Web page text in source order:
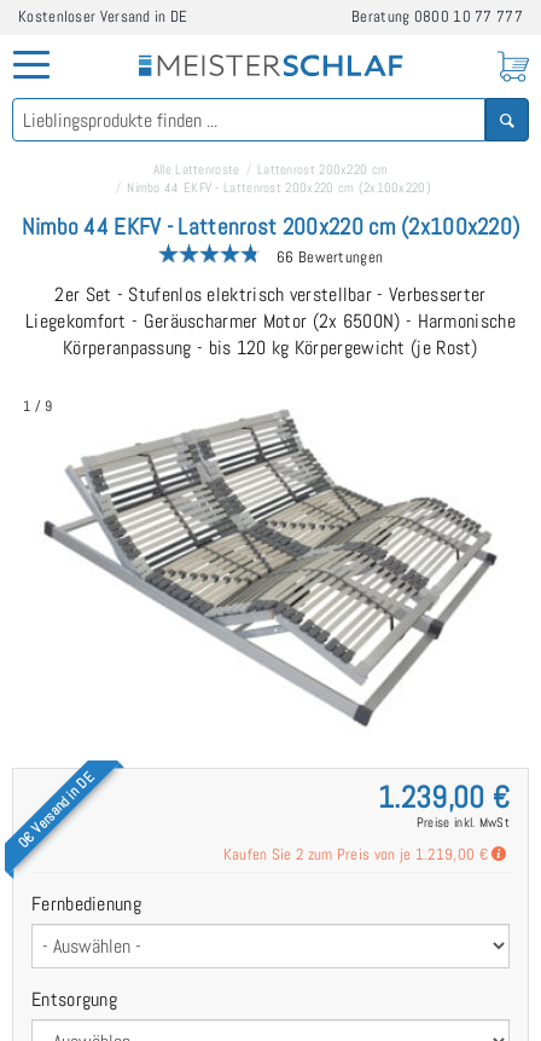
Kostenloser Versand in DE Beratung 0800 10 77 777
Alle Lattenroste
Lattenrost 200x220 cm
Nimbo 44 EKFV - Lattenrost 200x220 cm (2x100x220)
Nimbo 44 EKFV - Lattenrost 200x220 cm (2x100x220)
66 Bewertungen
2er Set - Stufenlos elektrisch verstellbar - Verbesserter
Liegekomfort - Geräuscharmer Motor (2x 6500N) - Harmonische
Körperanpassung - bis 120 kg Körpergewicht (je Rost)
1 / 9
0€ Versand in DE 1.239,00 €
Preise inkl. MwSt
Kaufen Sie 2 zum Preis von je 1.219,00 €
Fernbedienung
Entsorgung